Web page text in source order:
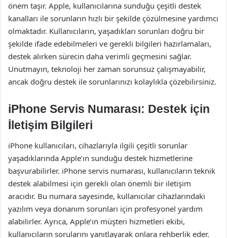
önem taşır. Apple, kullanıcılarına sunduğu çeşitli destek
kanalları ile sorunların hızlı bir şekilde çözülmesine yardımcı
olmaktadır. Kullanıcıların, yaşadıkları sorunları doğru bir
şekilde ifade edebilmeleri ve gerekli bilgileri hazırlamaları,
destek alırken sürecin daha verimli geçmesini sağlar.
Unutmayın, teknoloji her zaman sorunsuz çalışmayabilir,
ancak doğru destek ile sorunlarınızı kolaylıkla çözebilirsiniz.
iPhone Servis Numarası: Destek için
İletişim Bilgileri
iPhone kullanıcıları, cihazlarıyla ilgili çeşitli sorunlar
yaşadıklarında Apple’ın sunduğu destek hizmetlerine
başvurabilirler. iPhone servis numarası, kullanıcıların teknik
destek alabilmesi için gerekli olan önemli bir iletişim
aracıdır. Bu numara sayesinde, kullanıcılar cihazlarındaki
yazılım veya donanım sorunları için profesyonel yardım
alabilirler. Ayrıca, Apple’ın müşteri hizmetleri ekibi,
kullanıcıların sorularını yanıtlayarak onlara rehberlik eder.